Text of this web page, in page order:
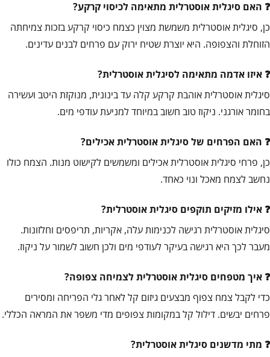
האם סיגלית אוסטרלית מתאימה לכיסוי קרקע?
כן, סיגלית אוסטרלית משמשת מצוין כצמח כיסוי קרקע בזכות צמיחתה
הזוחלת והצפופה. היא יוצרת שטיח ירוק עם פרחים לבנים עדינים.
איזו אדמה מתאימה לסיגלית אוסטרלית?
סיגלית אוסטרלית אוהבת קרקע קלה עד בינונית, מנוקזת היטב ועשירה
בחומר אורגני. ניקוז טוב חשוב במיוחד למניעת עודפי מים.
האם הפרחים של סיגלית אוסטרלית אכילים?
כן, פרחי סיגלית אוסטרלית אכילים ומשמשים לקישוט מנות. הצמח כולו
נחשב לצמח מאכל ונוי כאחד.
אילו מזיקים תוקפים סיגלית אוסטרלית?
סיגלית אוסטרלית רגישה לכנימות עלה, אקריות, תריפסים וחלזונות.
מעבר לכך היא רגישה בעיקר לעודפי מים ולכן חשוב לשמור על ניקוז.
איך מטפחים סיגלית אוסטרלית לצמיחה צפופה?
כדי לקבל צמח צפוף מבצעים גיזום קל לאחר גלי הפריחה ומסירים
פרחים יבשים. דילול קל במקומות צפופים מדי משפר את המראה הכללי.
מתי מדשנים סיגלית אוסטרלית?